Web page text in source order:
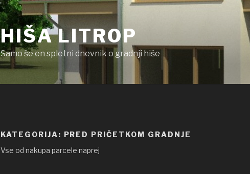
HIŠA LITROP
Samo še en spletni dnevnik o gradnji hiše
KATEGORIJA: PRED PRIČETKOM GRADNJE
Vse od nakupa parcele naprej